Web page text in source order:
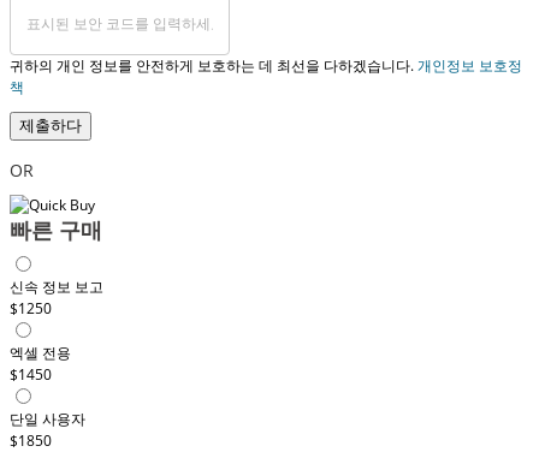
귀하의 개인 정보를 안전하게 보호하는 데 최선을 다하겠습니다.개인정보 보호정
책
제출하다
OR
빠른 구매
신속 정보 보고
$1250
엑셀 전용
$1450
단일 사용자
$1850